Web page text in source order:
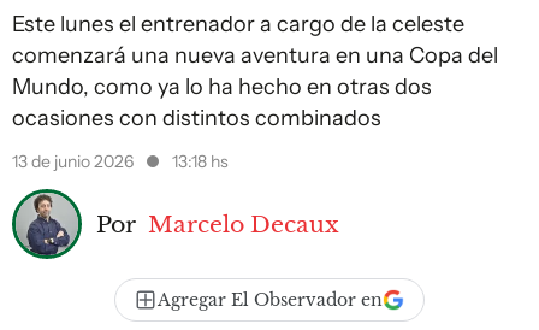
Este lunes el entrenador a cargo de la celeste
comenzará una nueva aventura en una Copa del
Mundo, como ya lo ha hecho en otras dos
ocasiones con distintos combinados
13 de junio 2026 13:18 hs
Por Marcelo Decaux
Agregar El Observador en